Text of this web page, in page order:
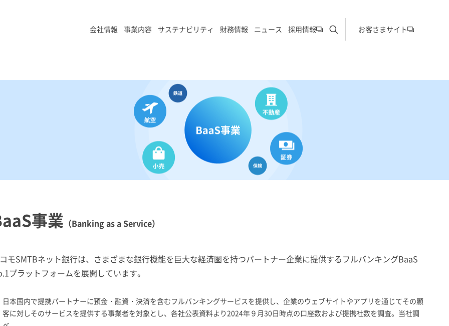
会社情報 事業内容 サステナビリティ 財務情報 ニュース 採用情報 サイト内検索を開く
お客さまサイト
事業 （Banking as a Service）
モSMTBネット銀行は、さまざまな銀行機能を巨大な経済圏を持つパートナー企業に提供するフルバンキングBaaS
プラットフォームを展開しています。
日本国内で提携パートナーに預金・融資・決済を含むフルバンキングサービスを提供し、企業のウェブサイトやアプリを通じてその顧
客に対しそのサービスを提供する事業者を対象とし、各社公表資料より2024年９月30日時点の口座数および提携社数を調査。当社調